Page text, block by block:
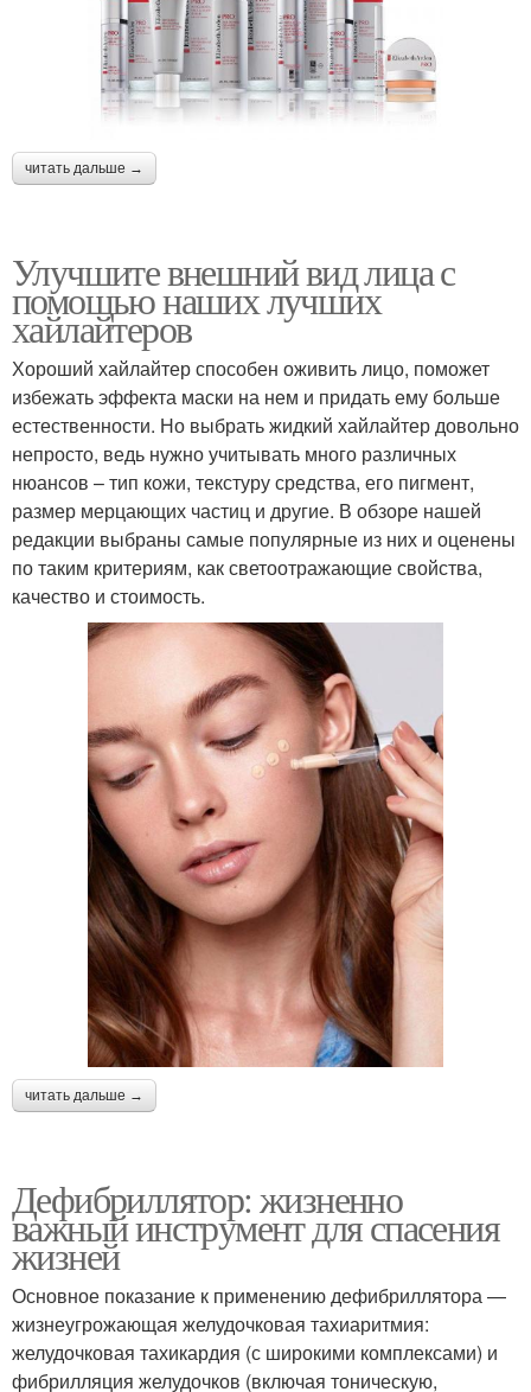
читать дальше →
Улучшите внешний вид лица с
помощью наших лучших
хайлайтеров
Хороший хайлайтер способен оживить лицо, поможет
избежать эффекта маски на нем и придать ему больше
естественности. Но выбрать жидкий хайлайтер довольно
непросто, ведь нужно учитывать много различных
нюансов – тип кожи, текстуру средства, его пигмент,
размер мерцающих частиц и другие. В обзоре нашей
редакции выбраны самые популярные из них и оценены
по таким критериям, как светоотражающие свойства,
качество и стоимость.
читать дальше →
Дефибриллятор: жизненно
важный инструмент для спасения
жизней
Основное показание к применению дефибриллятора —
жизнеугрожающая желудочковая тахиаритмия:
желудочковая тахикардия (с широкими комплексами) и
фибрилляция желудочков (включая тоническую,